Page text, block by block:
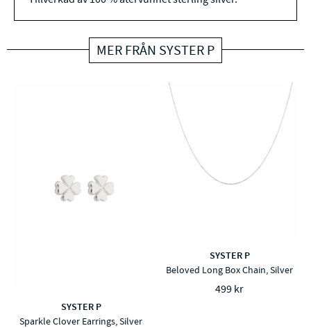
MER FRÅN SYSTER P
SYSTER P
Sparkle Clover Earrings, Silver
SYSTER P
Beloved Long Box Chain, Silver
499 kr